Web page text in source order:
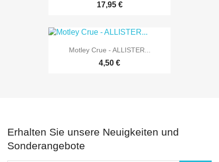
17,95 €
Motley Crue - ALLISTER...
4,50 €
Erhalten Sie unsere Neuigkeiten und
Sonderangebote